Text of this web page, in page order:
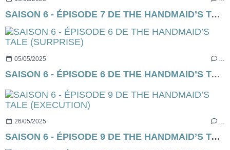
SAISON 6 - ÉPISODE 7 DE THE HANDMAID’S TALE (SHATTERED)
05/05/2025
SAISON 6 - ÉPISODE 6 DE THE HANDMAID’S TALE (SURPRISE)
26/05/2025 …
SAISON 6 - ÉPISODE 9 DE THE HANDMAID’S TALE (EXECUTION)